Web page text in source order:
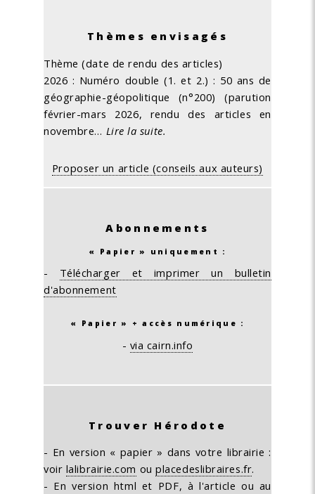
Thèmes envisagés
Thème (date de rendu des articles)
2026 : Numéro double (1. et 2.) : 50 ans de
géographie-géopolitique (n°200) (parution
février-mars 2026, rendu des articles en
novembre… Lire la suite.
Proposer un article (conseils aux auteurs)
Abonnements
« Papier » uniquement :
- Télécharger et imprimer un bulletin
d'abonnement
« Papier » + accès numérique :
- via cairn.info
Trouver Hérodote
- En version « papier » dans votre librairie :
voir lalibrairie.com ouplacedeslibraires.fr.
- En version html et PDF, à l'article ou au